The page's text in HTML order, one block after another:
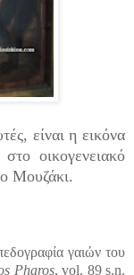
είναι η εικόνα
οικογενειακό
Μουζάκι.
γαιών του
Pharos, vol. 89 s.n.